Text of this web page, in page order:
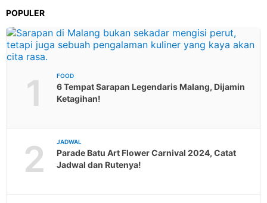
POPULER
1 FOOD
6 Tempat Sarapan Legendaris Malang, Dijamin
Ketagihan!
2 JADWAL
Parade Batu Art Flower Carnival 2024, Catat
Jadwal dan Rutenya!